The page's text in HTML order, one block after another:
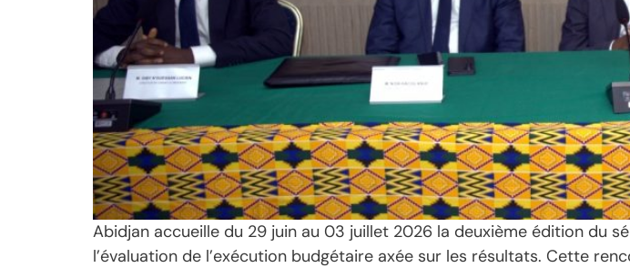
Abidjan accueille du 29 juin au 03 juillet 2026 la deuxième édition du
l’évaluation de l’exécution budgétaire axée sur les résultats. Cette